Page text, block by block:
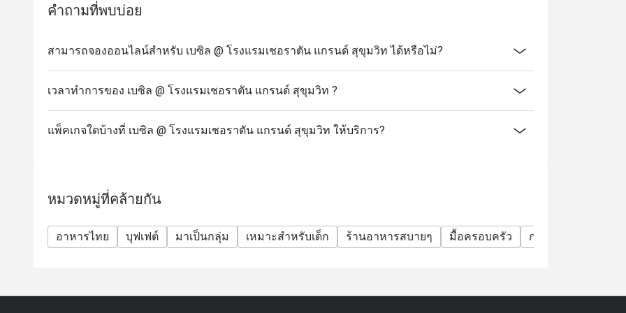
คำถามที่พบบ่อย
สามารถจองออนไลน์สำหรับ เบซิล @ โรงแรมเชอราตัน แกรนด์ สุขุมวิท ได้หรือไม่?
เวลาทำการของ เบซิล @ โรงแรมเชอราตัน แกรนด์ สุขุมวิท ?
แพ็คเกจใดบ้างที่ เบซิล @ โรงแรมเชอราตัน แกรนด์ สุขุมวิท ให้บริการ?
หมวดหมู่ที่คล้ายกัน
อาหารไทย บุฟเฟต์ มาเป็นกลุ่ม เหมาะสำหรับเด็ก ร้านอาหารสบายๆ มื้อครอบครัว กลุ่มเพื่อน